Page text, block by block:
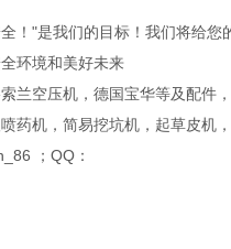
！"是我们的目标！我们将给您
环境和美好未来
兰空压机，德国宝华等及配件
药机，简易挖坑机，起草皮机，
；QQ：